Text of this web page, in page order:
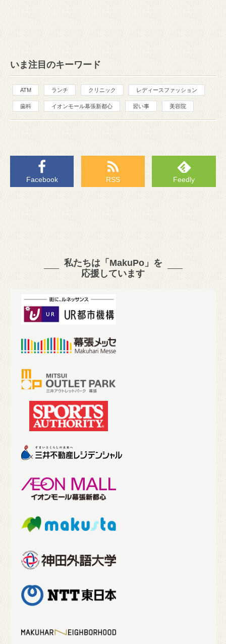
いま注目のキーワード
ATM ランチ クリニック レディースファッション
歯科 イオンモール幕張新都心 習い事 美容院
Facebook RSS Feedly
私たちは「MakuPo」を
応援しています